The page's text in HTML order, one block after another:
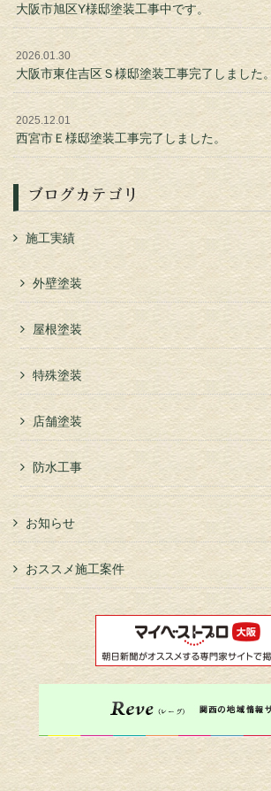
大阪市旭区Y様邸塗装工事中です。
2026.01.30
大阪市東住吉区Ｓ様邸塗装工事完了しました。
2025.12.01
西宮市Ｅ様邸塗装工事完了しました。
ブログカテゴリ
施工実績
外壁塗装
屋根塗装
特殊塗装
店舗塗装
防水工事
お知らせ
おススメ施工案件